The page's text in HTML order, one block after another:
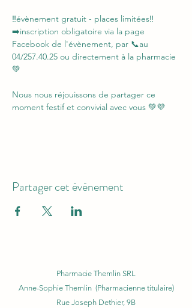
‼️évènement gratuit - places limitées‼️
➡️inscription obligatoire via la page
Facebook de l'évènement, par 📞au
04/257.40.25 ou directement à la pharmacie
💚
Nous nous réjouissons de partager ce
moment festif et convivial avec vous 💚💜
Partager cet événement
Pharmacie Themlin SRL
Anne-Sophie Themlin (Pharmacienne titulaire)
Rue Joseph Dethier, 9B